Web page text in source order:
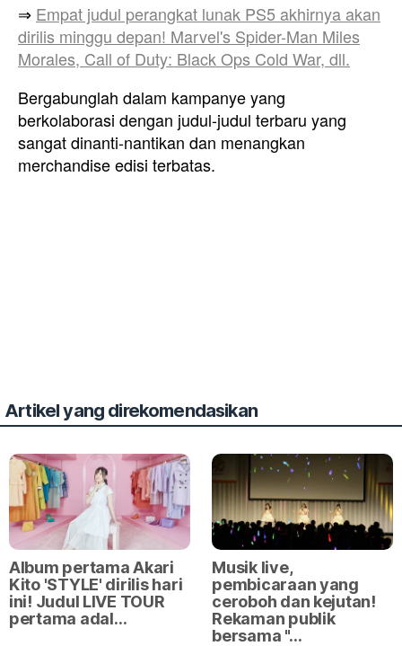
⇒ Empat judul perangkat lunak PS5 akhirnya akan
dirilis minggu depan! Marvel's Spider-Man Miles
Morales, Call of Duty: Black Ops Cold War, dll.
Bergabunglah dalam kampanye yang
berkolaborasi dengan judul-judul terbaru yang
sangat dinanti-nantikan dan menangkan
merchandise edisi terbatas.
Artikel yang direkomendasikan
Album pertama Akari
Kito 'STYLE' dirilis hari
ini! Judul LIVE TOUR
pertama adal…
Musik live,
pembicaraan yang
ceroboh dan kejutan!
Rekaman publik
bersama "…